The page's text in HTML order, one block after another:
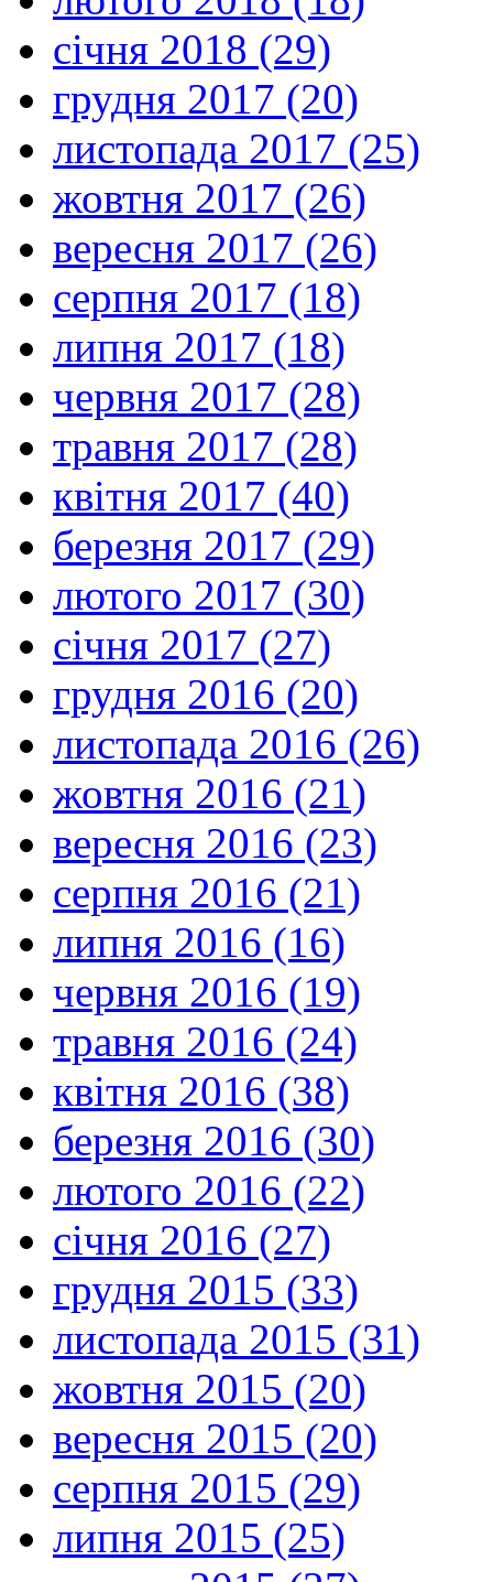
січня 2018 (29)
грудня 2017 (20)
листопада 2017 (25)
жовтня 2017 (26)
вересня 2017 (26)
серпня 2017 (18)
липня 2017 (18)
червня 2017 (28)
травня 2017 (28)
квітня 2017 (40)
березня 2017 (29)
лютого 2017 (30)
січня 2017 (27)
грудня 2016 (20)
листопада 2016 (26)
жовтня 2016 (21)
вересня 2016 (23)
серпня 2016 (21)
липня 2016 (16)
червня 2016 (19)
травня 2016 (24)
квітня 2016 (38)
березня 2016 (30)
лютого 2016 (22)
січня 2016 (27)
грудня 2015 (33)
листопада 2015 (31)
жовтня 2015 (20)
вересня 2015 (20)
серпня 2015 (29)
липня 2015 (25)